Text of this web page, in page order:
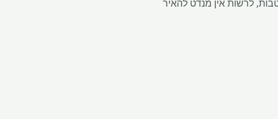
לרשות אין מנדט להאיר